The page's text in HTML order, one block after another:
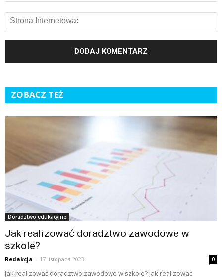
ZOBACZ TEŻ
Doradztwo edukacyjne
Jak realizować doradztwo zawodowe w
szkole?
Redakcja - 17 listopada 2023 0
Jak realizować doradztwo zawodowe w szkole? Jak realizować